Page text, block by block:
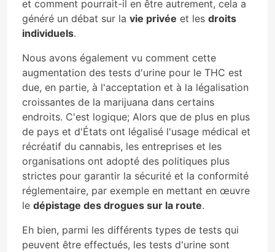
et comment pourrait-il en être autrement, cela a
généré un débat sur la vie privée et les droits
individuels.
Nous avons également vu comment cette
augmentation des tests d'urine pour le THC est
due, en partie, à l'acceptation et à la légalisation
croissantes de la marijuana dans certains
endroits. C'est logique; Alors que de plus en plus
de pays et d'États ont légalisé l'usage médical et
récréatif du cannabis, les entreprises et les
organisations ont adopté des politiques plus
strictes pour garantir la sécurité et la conformité
réglementaire, par exemple en mettant en œuvre
le dépistage des drogues sur la route.
Eh bien, parmi les différents types de tests qui
peuvent être effectués, les tests d'urine sont